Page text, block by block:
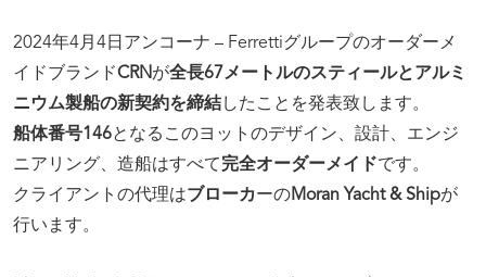
2024年4月4日アンコーナ – Ferrettiグループのオーダーメ
イドブランドCRNが全長67メートルのスティールとアルミ
ニウム製船の新契約を締結したことを発表致します。
船体番号146となるこのヨットのデザイン、設計、エンジ
ニアリング、造船はすべて完全オーダーメイドです。
クライアントの代理はブローカーのMoran Yacht & Shipが
行います。